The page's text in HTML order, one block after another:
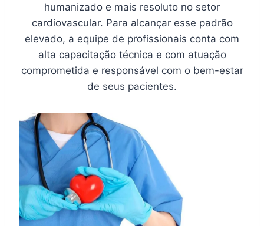
humanizado e mais resoluto no setor
cardiovascular. Para alcançar esse padrão
elevado, a equipe de profissionais conta com
alta capacitação técnica e com atuação
comprometida e responsável com o bem-estar
de seus pacientes.